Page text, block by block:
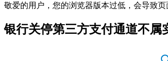
敬爱的用户，您的浏览器版本过低，会导致
银行关停第三方支付通道不属